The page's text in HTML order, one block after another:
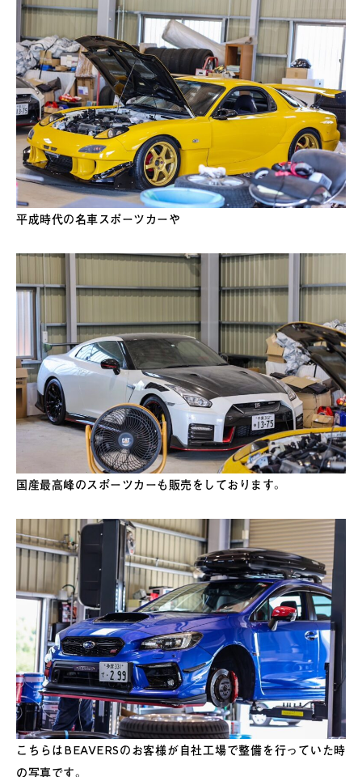
平成時代の名車スポーツカーや
国産最高峰のスポーツカーも販売をしております。
こちらはBEAVERSのお客様が自社工場で整備を行っていた時
の写真です。